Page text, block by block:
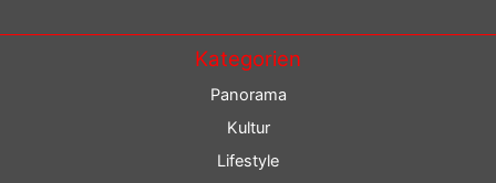
Kategorien
Panorama
Kultur
Lifestyle